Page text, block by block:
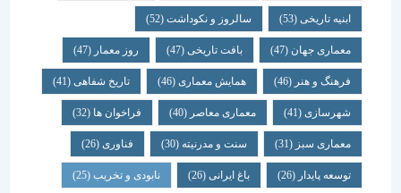
ابنیه تاریخی(53) سالروز و نکوداشت(52)
معماری جهان (47) بافت تاریخی(47) روز معمار(47)
فرهنگ و هنر(46) همایش معماری (46) تاریخ شفاهی (41)
شهرسازی(41) معماری معاصر(40) فراخوان ها (32)
معماری سبز(31) سنت و مدرنیته(30) فناوری (26)
توسعه پایدار(26) باغ ایرانی(26) نابودی و تخریب(25)